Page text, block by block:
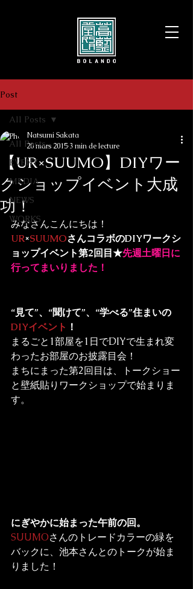
Post
All Posts
EVENT
MEDIA
NEWS
WORKS
All Posts
【UR×SUUMO】DIYワー
クショップイベント大成
功！
Natsumi Sakata
20 mars 2015 3 min de lecture
みなさんこんにちは！
UR×SUUMOさんコラボのDIYワークシ
ョップイベント第2回目★先週土曜日に
行ってまいりました！
“見て”、“聞けて”、“学べる”住まいの
DIYイベント ！
まるごと1部屋を1日でDIYで生まれ変
わったお部屋のお披露目会！
まちにまった第2回目は、トークショー
と壁紙貼りワークショップで始まりま
す。
にぎやかに始まった午前の回。
SUUMOさんのトレードカラーの緑を
バックに、池本さんとのトークが始ま
りました！